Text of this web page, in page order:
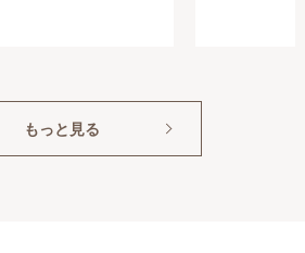
もっと見る